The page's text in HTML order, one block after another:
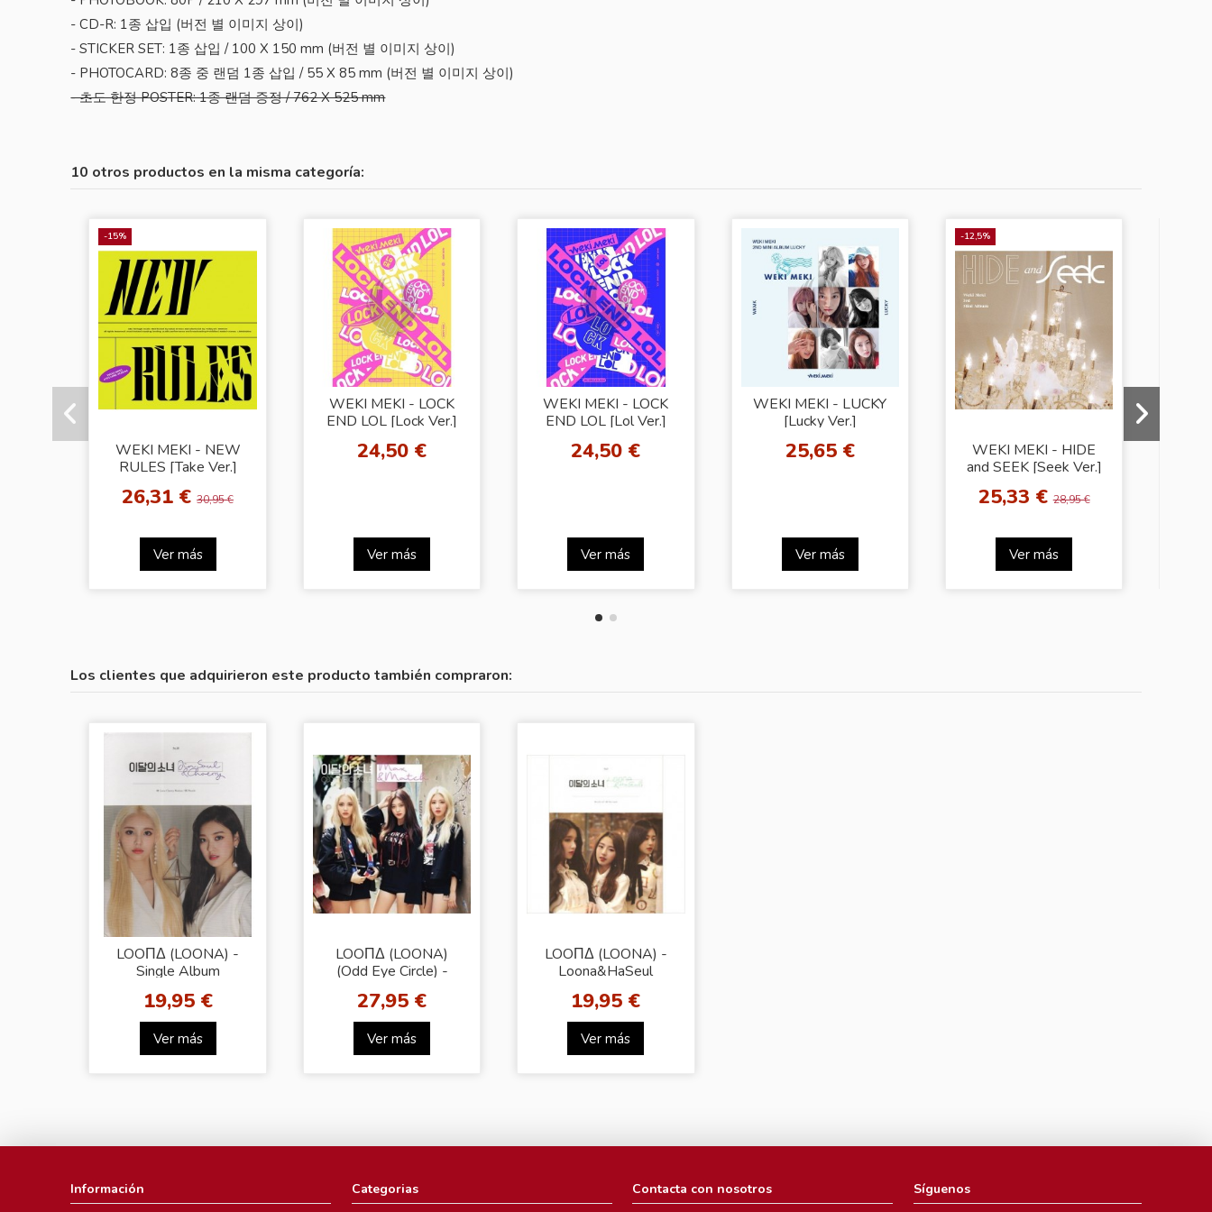
- CD-R: 1종 삽입 (버전 별 이미지 상이)
- STICKER SET: 1종 삽입 / 100 X 150 mm (버전 별 이미지 상이)
- PHOTOCARD: 8종 중 랜덤 1종 삽입 / 55 X 85 mm (버전 별 이미지 상이)
- 초도 한정 POSTER: 1종 랜덤 증정 / 762 X 525 mm
10 otros productos en la misma categoría:
-15%
WEKI MEKI - NEW
RULES [Take Ver.]
26,31 €30,95 €
Ver más
WEKI MEKI - LOCK
END LOL [Lock Ver.]
24,50 €
Ver más
WEKI MEKI - LOCK
END LOL [Lol Ver.]
24,50 €
Ver más
WEKI MEKI - LUCKY
[Lucky Ver.]
25,65 €
Ver más
-12,5%
WEKI MEKI - HIDE
and SEEK [Seek Ver.]
25,33 €28,95 €
Ver más
Los clientes que adquirieron este producto también compraron:
LOOΠΔ (LOONA) -
Single Album
CHOERRY] Nº.10
19,95 €
Ver más
LOOΠΔ (LOONA)
(Odd Eye Circle) -
27,95 €
Ver más
LOOΠΔ (LOONA) -
Loona&HaSeul
19,95 €
Ver más
Información Categorias Contacta con nosotros Síguenos